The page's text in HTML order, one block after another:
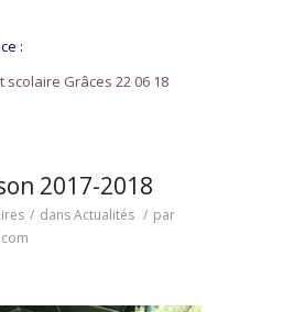
:
scolaire Grâces 22 06 18
2017-2018
/ dansActualités / par